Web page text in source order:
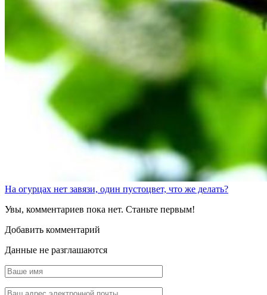
На огурцах нет завязи, один пустоцвет, что же делать?
Увы, комментариев пока нет. Станьте первым!
Добавить комментарий
Данные не разглашаются